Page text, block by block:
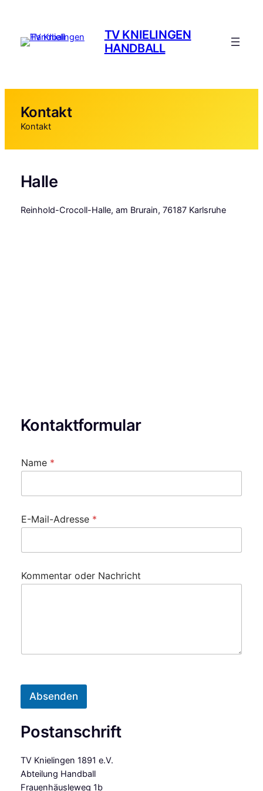
springen
TV KNIELINGEN
HANDBALL
Kontakt
Kontakt
Halle
Reinhold-Crocoll-Halle, am Brurain, 76187 Karlsruhe
Kontaktformular
Name *
E-Mail-Adresse *
-
M
d
s
e
K
o
m
e
n
Kommentar oder Nachricht
Absenden
Postanschrift
TV Knielingen 1891 e.V.
Abteilung Handball
Frauenhäusleweg 1b